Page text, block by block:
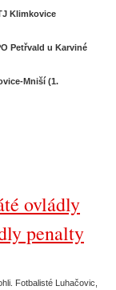
Klimkovice
u Karviné
Mniší (1.
ovládly
penalty
Fotbalisté Luhačovic,